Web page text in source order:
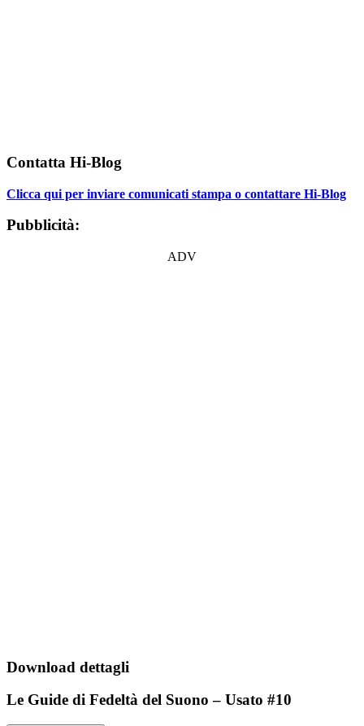
Contatta Hi-Blog
Clicca qui per inviare comunicati stampa o contattare Hi-Blog
Pubblicità:
ADV
Download dettagli
Le Guide di Fedeltà del Suono – Usato #10